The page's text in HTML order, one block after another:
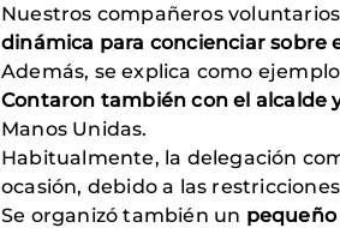
Nuestros compañeros
dinámica para concienciar sobre
Además, se explica como
Contaron también con el alcalde
Manos Unidas.
Habitualmente, la delegación
ocasión, debido a las
Se organizó también un